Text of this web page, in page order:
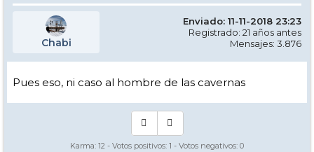
Chabi
Enviado: 11-11-2018 23:23
Registrado: 21 años antes
Mensajes: 3.876
Pues eso, ni caso al hombre de las cavernas
Karma: 12 - Votos positivos: 1 - Votos negativos: 0